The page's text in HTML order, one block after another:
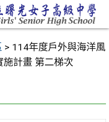
> 114年度戶外與海洋風
施計畫 第二梯次